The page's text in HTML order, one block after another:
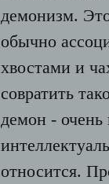
демонизм.
обычно
хвостами и
совратить
демон -
относится.